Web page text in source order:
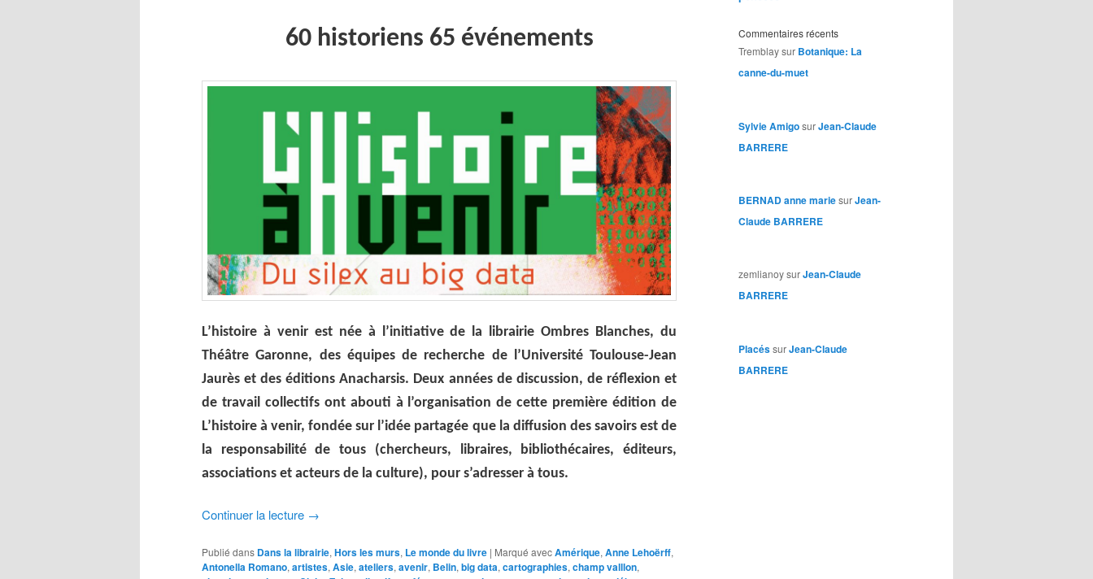
60 historiens 65 événements
L’histoire à venir est née à l’initiative de la librairie Ombres Blanches, du
Théâtre Garonne, des équipes de recherche de l’Université Toulouse-Jean
Jaurès et des éditions Anacharsis. Deux années de discussion, de réflexion et
de travail collectifs ont abouti à l’organisation de cette première édition de
L’histoire à venir, fondée sur l’idée partagée que la diffusion des savoirs est de
la responsabilité de tous (chercheurs, libraires, bibliothécaires, éditeurs,
associations et acteurs de la culture), pour s’adresser à tous.
Continuer la lecture →
Publié dans Dans la librairie, Hors les murs, Le monde du livre | Marqué avecAmérique, Anne Lehoërff,
Antonella Romano, artistes, Asie, ateliers, avenir, Belin, big data, cartographies, champ valllon,
Commentaires récents
Tremblaysur Botanique: La
canne-du-muet
Sylvie AmigosurJean-Claude
BARRERE
BERNAD anne mariesurJean-
Claude BARRERE
zemlianoysurJean-Claude
BARRERE
PlacéssurJean-Claude
BARRERE